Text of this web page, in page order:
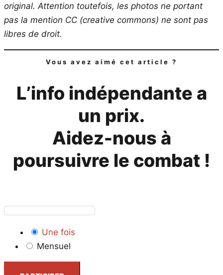
original. Attention toutefois, les photos ne portant
pas la mention CC (creative commons) ne sont pas
libres de droit.
Vous avez aimé cet article ?
L’info indépendante a
un prix.
Aidez-nous à
poursuivre le combat !
Une fois
Mensuel